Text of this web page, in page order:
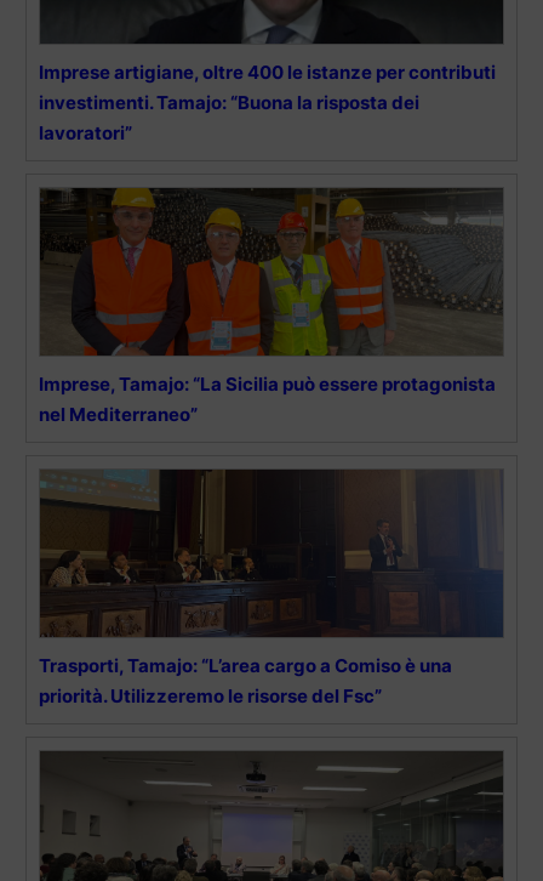
Imprese artigiane, oltre 400 le istanze per contributi
investimenti. Tamajo: “Buona la risposta dei
lavoratori”
Imprese, Tamajo: “La Sicilia può essere protagonista
nel Mediterraneo”
Trasporti, Tamajo: “L’area cargo a Comiso è una
priorità. Utilizzeremo le risorse del Fsc”